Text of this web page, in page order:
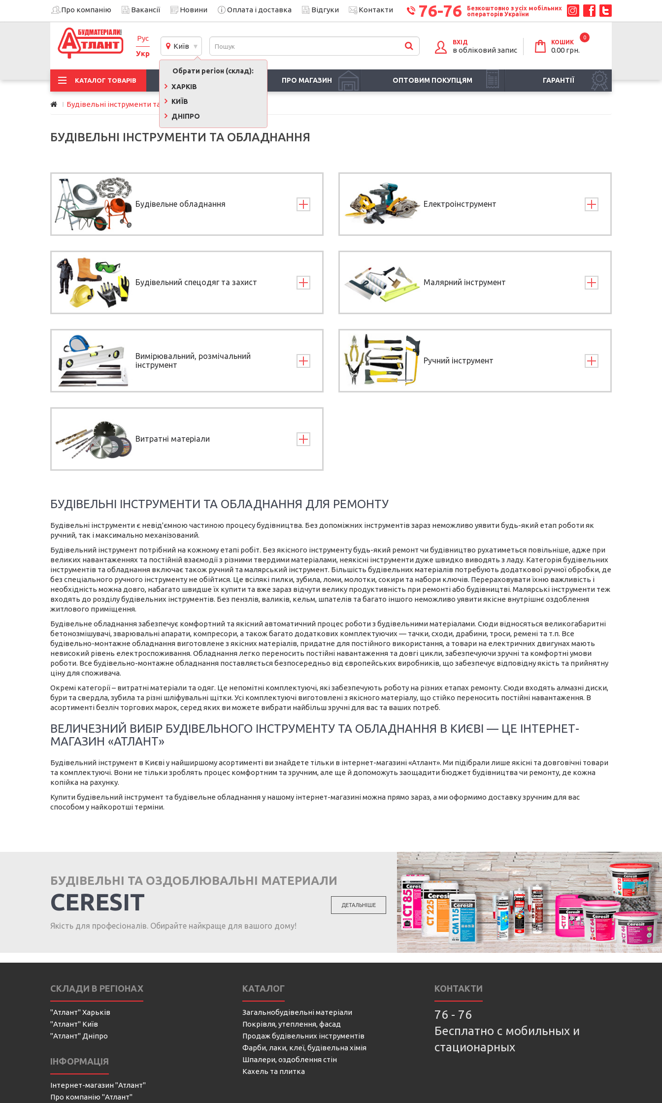
Про компанію Вакансії Новини Оплата і доставка Відгуки Контакти 76-76
Безкоштовно з усіх мобільних
операторів України
Рус
Укр
Київ
Обрати регіон (склад):
ХАРКІВ
КИЇВ
ДНІПРО
ВХІД
в обліковий запис
КОШИК
0
0.00 грн.
КАТАЛОГ ТОВАРІВ ПРО МАГАЗИН ОПТОВИМ ПОКУПЦЯМ ГАРАНТІЇ
Будівельні інструменти та обладнання
БУДІВЕЛЬНІ ІНСТРУМЕНТИ ТА ОБЛАДНАННЯ
Будівельне обладнання
Будівельний спецодяг та захист
Вимірювальний, розмічальний
інструмент
Витратні матеріали
Електроінструмент
Малярний інструмент
Ручний інструмент
БУДІВЕЛЬНІ ІНСТРУМЕНТИ ТА ОБЛАДНАННЯ ДЛЯ РЕМОНТУ
Будівельні інструменти є невід'ємною частиною процесу будівництва. Без допоміжних інструментів зараз неможливо уявити будь-який етап роботи як
ручний, так і максимально механізований.
Будівельний інструмент потрібний на кожному етапі робіт. Без якісного інструменту будь-який ремонт чи будівництво рухатиметься повільніше, адже при
великих навантаженнях та постійній взаємодії з різними твердими матеріалами, неякісні інструменти дуже швидко виводять з ладу. Категорія будівельних
інструментів та обладнання включає також ручний та малярський інструмент. Більшість будівельних матеріалів потребують додаткової ручної обробки, де
без спеціального ручного інструменту не обійтися. Це всілякі пилки, зубила, ломи, молотки, сокири та набори ключів. Перераховувати їхню важливість і
необхідність можна довго, набагато швидше їх купити та вже зараз відчути велику продуктивність при ремонті або будівництві. Малярські інструменти теж
входять до розділу будівельних інструментів. Без пензлів, валиків, кельм, шпателів та багато іншого неможливо уявити якісне внутрішнє оздоблення
житлового приміщення.
Будівельне обладнання забезпечує комфортний та якісний автоматичний процес роботи з будівельними матеріалами. Сюди відносяться великогабаритні
бетонозмішувачі, зварювальні апарати, компресори, а також багато додаткових комплектуючих — тачки, сходи, драбини, троси, ремені та т.п. Все
будівельно-монтажне обладнання виготовлене з якісних матеріалів, придатне для постійного використання, а товари на електричних двигунах мають
невисокий рівень електроспоживання. Обладнання легко переносить постійні навантаження та довгі цикли, забезпечуючи зручні та комфортні умови
роботи. Все будівельно-монтажне обладнання поставляється безпосередньо від європейських виробників, що забезпечує відповідну якість та прийнятну
ціну для споживача.
Окремі категорії – витратні матеріали та одяг. Це непомітні комплектуючі, які забезпечують роботу на різних етапах ремонту. Сюди входять алмазні диски,
бури та свердла, зубила та різні шліфувальні щітки. Усі комплектуючі виготовлені з якісного матеріалу, що стійко переносить постійні навантаження. В
асортименті безліч торгових марок, серед яких ви можете вибрати найбільш зручні для вас та ваших потреб.
ВЕЛИЧЕЗНИЙ ВИБІР БУДІВЕЛЬНОГО ІНСТРУМЕНТУ ТА ОБЛАДНАННЯ В КИЄВІ — ЦЕ ІНТЕРНЕТ-
МАГАЗИН «АТЛАНТ»
Будівельний інструмент в Києві у найширшому асортименті ви знайдете тільки в інтернет-магазині «Атлант». Ми підібрали лише якісні та довговічні товари
та комплектуючі. Вони не тільки зроблять процес комфортним та зручним, але ще й допоможуть заощадити бюджет будівництва чи ремонту, де кожна
копійка на рахунку.
Купити будівельний інструмент та будівельне обладнання у нашому інтернет-магазині можна прямо зараз, а ми оформимо доставку зручним для вас
способом у найкоротші терміни.
БУДІВЕЛЬНІ ТА ОЗДОБЛЮВАЛЬНІ МАТЕРИАЛИ
CERESIT
Якість для професіоналів. Обирайте найкраще для вашого дому!
ДЕТАЛЬНІШЕ
СКЛАДИ В РЕГІОНАХ
"Атлант" Харьків
"Атлант" Київ
"Атлант" Дніпро
ІНФОРМАЦІЯ
Інтернет-магазин "Атлант"
Про компанію "Атлант"
КАТАЛОГ
Загальнобудівельні матеріали
Покрівля, утеплення, фасад
Продаж будівельних інструментів
Фарби, лаки, клеї, будівельна хімія
Шпалери, оздоблення стін
Кахель та плитка
КОНТАКТИ
76 - 76
Бесплатно с мобильных и
стационарных